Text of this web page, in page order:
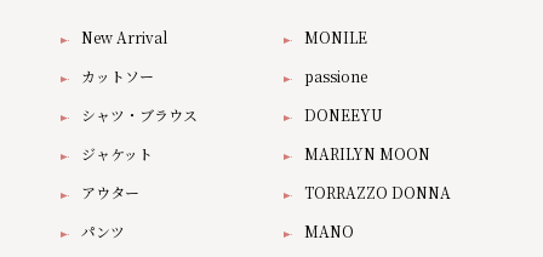
New Arrival
カットソー
シャツ・ブラウス
ジャケット
アウター
パンツ
MONILE
passione
DONEEYU
MARILYN MOON
TORRAZZO DONNA
MANO